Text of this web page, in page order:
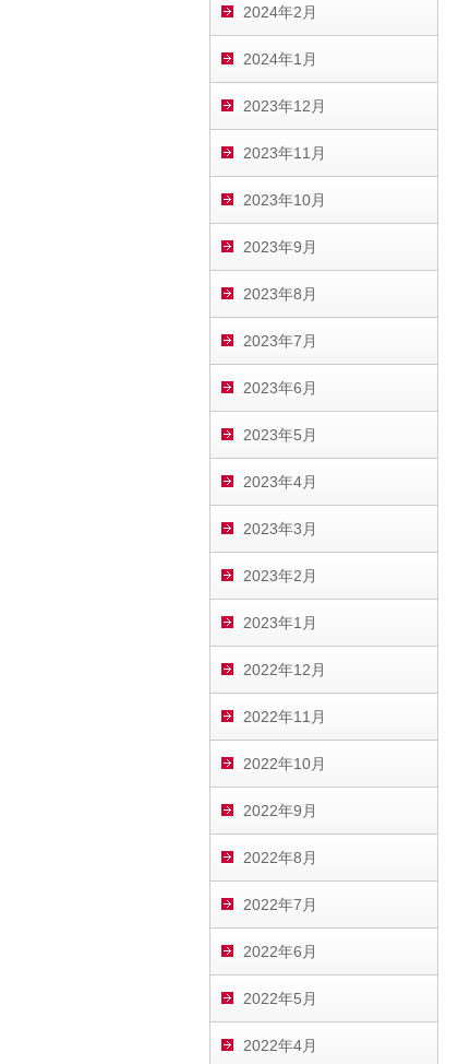
2024年2月
2024年1月
2023年12月
2023年11月
2023年10月
2023年9月
2023年8月
2023年7月
2023年6月
2023年5月
2023年4月
2023年3月
2023年2月
2023年1月
2022年12月
2022年11月
2022年10月
2022年9月
2022年8月
2022年7月
2022年6月
2022年5月
2022年4月